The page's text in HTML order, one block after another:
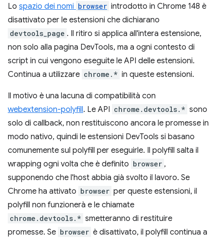
Lo spazio dei nomi browser introdotto in Chrome 148 è
disattivato per le estensioni che dichiarano
devtools_page . Il ritiro si applica all'intera estensione,
non solo alla pagina DevTools, ma a ogni contesto di
script in cui vengono eseguite le API delle estensioni.
Continua a utilizzare chrome.* in queste estensioni.
Il motivo è una lacuna di compatibilità con
webextension-polyfill. Le API chrome.devtools.* sono
solo di callback, non restituiscono ancora le promesse in
modo nativo, quindi le estensioni DevTools si basano
comunemente sul polyfill per eseguirle. Il polyfill salta il
wrapping ogni volta che è definito browser ,
supponendo che l'host abbia già svolto il lavoro. Se
Chrome ha attivato browser per queste estensioni, il
polyfill non funzionerà e le chiamate
chrome.devtools.* smetteranno di restituire
promesse. Se browser è disattivato, il polyfill continua a